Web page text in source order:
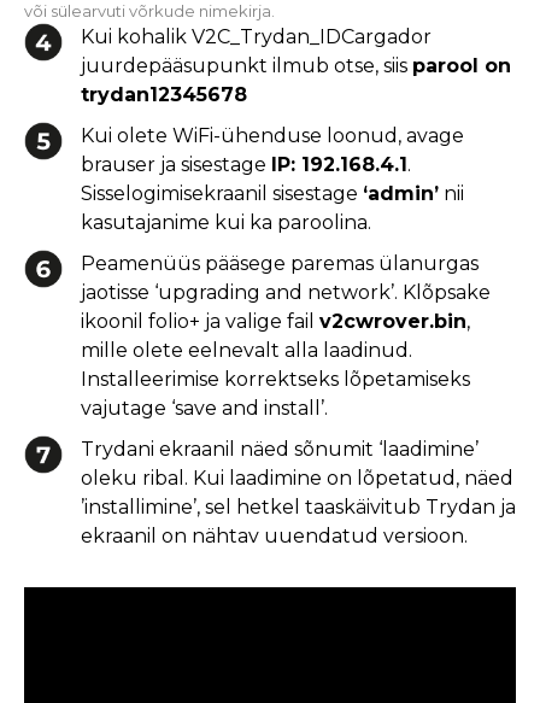
või sülearvuti võrkude nimekirja.
Kui kohalik V2C_Trydan_IDCargador
juurdepääsupunkt ilmub otse, siis parool on
trydan12345678
Kui olete WiFi-ühenduse loonud, avage
brauser ja sisestage
IP: 192.168.4.1 .
Sisselogimisekraanil sisestage ‘admin’ nii
kasutajanime kui ka paroolina.
Peamenüüs pääsege paremas ülanurgas
jaotisse ‘upgrading and network’. Klõpsake
ikoonil folio+ ja valige fail v2cwrover.bin,
mille olete eelnevalt alla laadinud.
Installeerimise korrektseks lõpetamiseks
vajutage ‘save and install’.
Trydani ekraanil näed sõnumit ‘laadimine’
oleku ribal. Kui laadimine on lõpetatud, näed
’installimine’, sel hetkel taaskäivitub Trydan ja
ekraanil on nähtav uuendatud versioon.